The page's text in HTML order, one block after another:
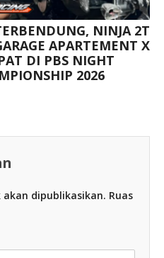
NINJA 2T
APARTEMENT X
DI PBS NIGHT
2026
dipublikasikan. Ruas